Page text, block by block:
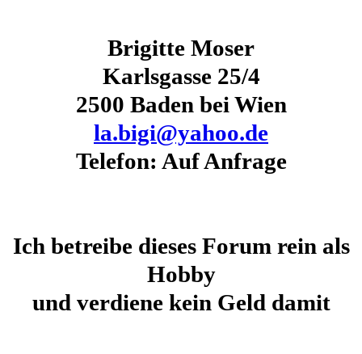
Brigitte Moser
Karlsgasse 25/4
2500 Baden bei Wien
la.bigi@yahoo.de
Telefon: Auf Anfrage
Ich betreibe dieses Forum rein als
Hobby
und verdiene kein Geld damit